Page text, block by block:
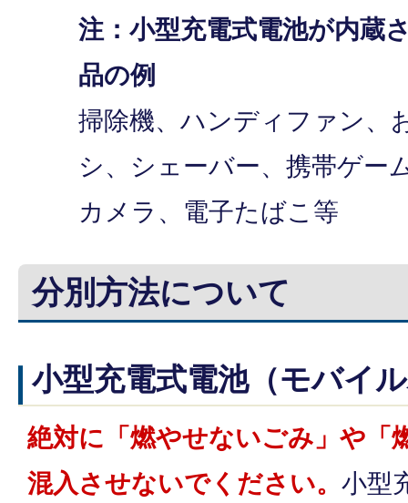
注：小型充電式電池が内蔵
品の例
掃除機、ハンディファン、
シ、シェーバー、携帯ゲー
カメラ、電子たばこ等
分別方法について
小型充電式電池（モバイ
絶対に「燃やせないごみ」や「
混入させないでください。 小型